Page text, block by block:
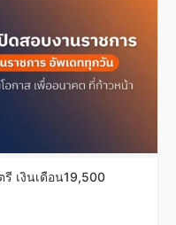
เงินเดือน19,500